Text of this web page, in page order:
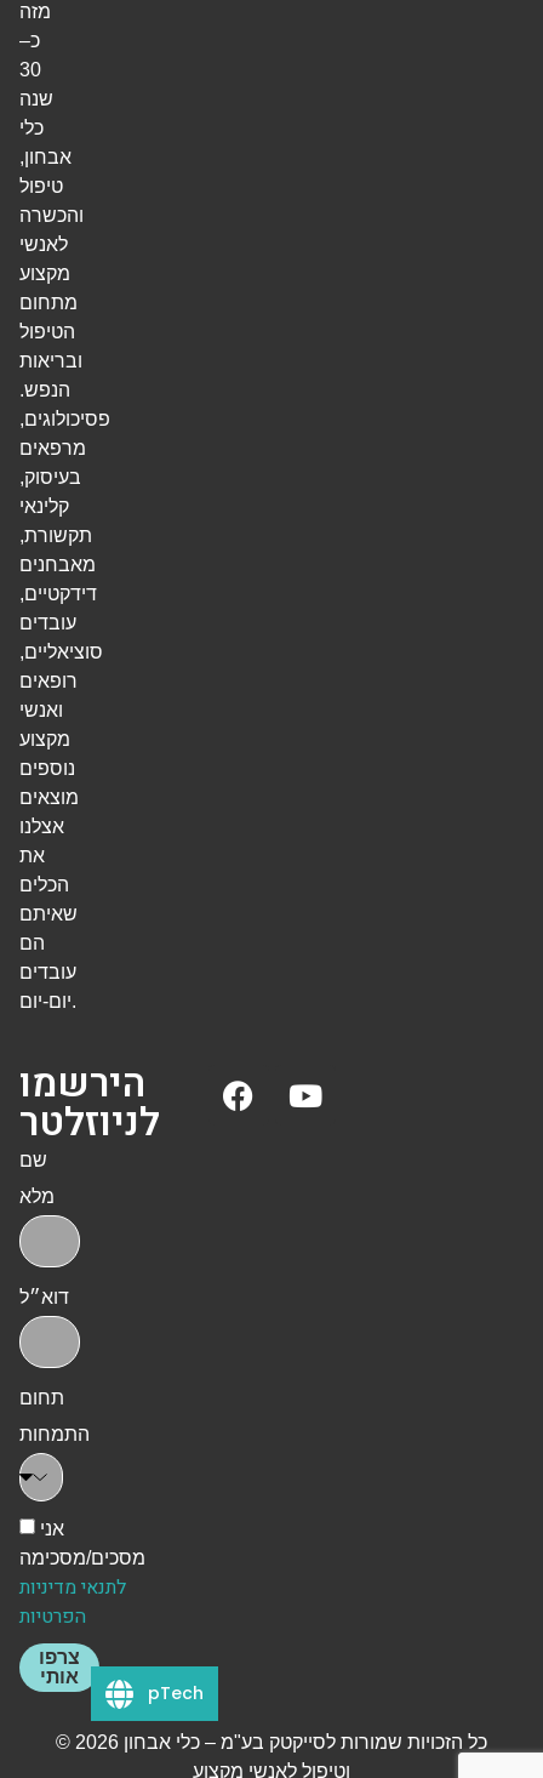
מזה
כ–
30
שנה
כלי
אבחון,
טיפול
והכשרה
לאנשי
מקצוע
מתחום
הטיפול
ובריאות
הנפש.
פסיכולוגים,
מרפאים
בעיסוק,
קלינאי
תקשורת,
מאבחנים
דידקטיים,
עובדים
סוציאליים,
רופאים
ואנשי
מקצוע
נוספים
מוצאים
אצלנו
את
הכלים
שאיתם
הם
עובדים
יום-יום.
הירשמו
לניוזלטר
שם
מלא
דוא״ל
תחום
התמחות
אני
מסכים/מסכימה
לתנאי מדיניות
הפרטיות
צרפו
אותי
© 2026 כל הזכויות שמורות לסייקטק בע"מ – כלי אבחון
וטיפול לאנשי מקצוע
pTech